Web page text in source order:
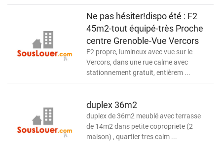
Ne pas hésiter!dispo été : F2
45m2-tout équipé-très Proche
centre Grenoble-Vue Vercors
F2 propre, lumineux avec vue sur le
Vercors, dans une rue calme avec
stationnement gratuit, entièrem ...
duplex 36m2
duplex de 36m2 meublé avec terrasse
de 14m2 dans petite copropriete (2
maison) , quartier tres calm ...